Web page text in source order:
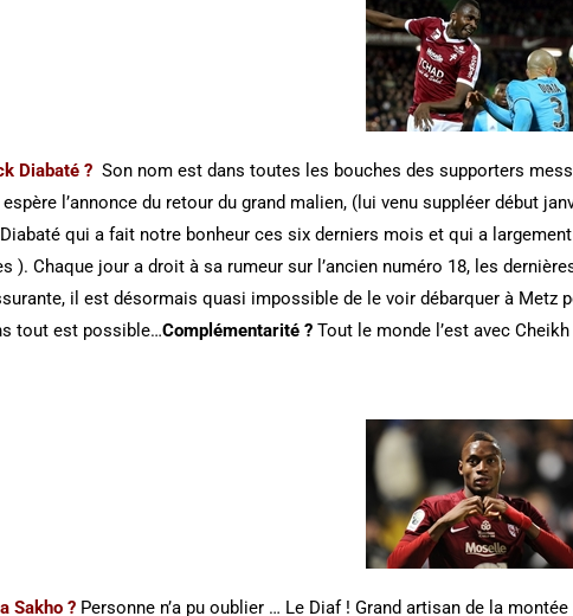
Diabaté ? Son nom est dans toutes les bouches des supporters
l’annonce du retour du grand malien, (lui venu suppléer début
Diabaté qui a fait notre bonheur ces six derniers mois et qui a
). Chaque jour a droit à sa rumeur sur l’ancien numéro 18, les
il est désormais quasi impossible de le voir débarquer à Metz
tout est possible…Complémentarité ? Tout le monde l’est avec
Sakho ? Personne n’a pu oublier … Le Diaf ! Grand artisan de la